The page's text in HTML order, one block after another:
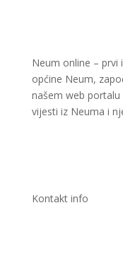
Neum online –
općine Neum,
našem web
vijesti iz Neuma i
Kontakt info